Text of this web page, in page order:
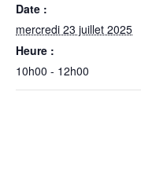
Date :
mercredi 23 juillet 2025
Heure :
10h00 - 12h00